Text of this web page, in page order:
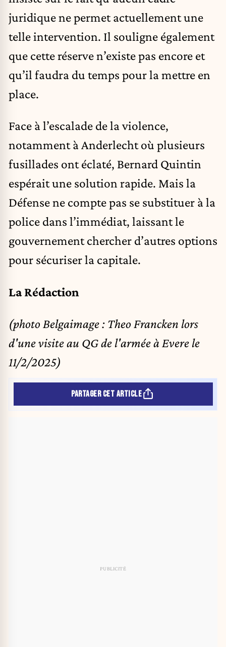
juridique ne permet actuellement une
telle intervention. Il souligne également
que cette réserve n’existe pas encore et
qu’il faudra du temps pour la mettre en
place.
Face à l’escalade de la violence,
notamment à Anderlecht où plusieurs
fusillades ont éclaté, Bernard Quintin
espérait une solution rapide. Mais la
Défense ne compte pas se substituer à la
police dans l’immédiat, laissant le
gouvernement chercher d’autres options
pour sécuriser la capitale.
La Rédaction
(photo Belgaimage : Theo Francken lors
d'une visite au QG de l'armée à Evere le
11/2/2025)
PARTAGER CET ARTICLE